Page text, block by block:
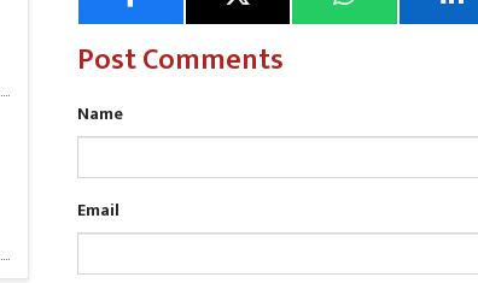
Post Comments
Name
Email